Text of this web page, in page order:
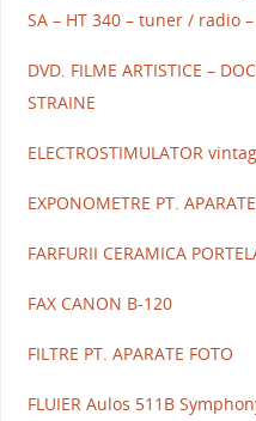
SA – HT 340 – tuner / radio –
DVD. FILME ARTISTICE –
STRAINE
ELECTROSTIMULATOR
EXPONOMETRE PT.
FARFURII CERAMICA
FAX CANON B-120
FILTRE PT. APARATE FOTO
FLUIER Aulos 511B